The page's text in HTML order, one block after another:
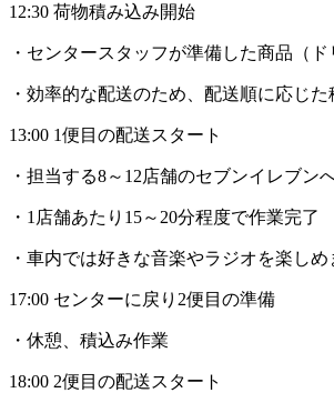
12:30 荷物積み込み開始
・センタースタッフが準備した商品（
・効率的な配送のため、配送順に応じ
13:00 1便目の配送スタート
・担当する8～12店舗のセブンイレブン
・1店舗あたり15～20分程度で作業完了
・車内では好きな音楽やラジオを楽しめ
17:00 センターに戻り2便目の準備
・休憩、積込み作業
18:00 2便目の配送スタート